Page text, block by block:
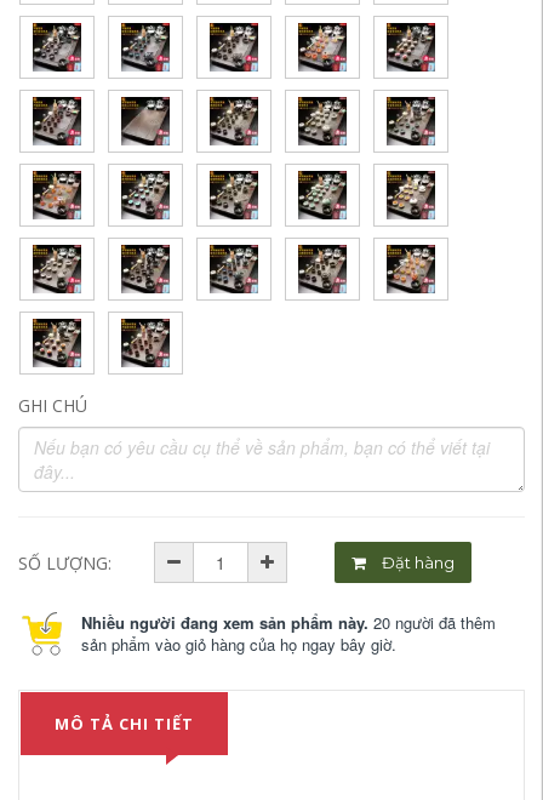
GHI CHÚ
SỐ LƯỢNG: Đặt hàng
Nhiều người đang xem sản phẩm này. 20 người đã thêm
sản phẩm vào giỏ hàng của họ ngay bây giờ.
MÔ TẢ CHI TIẾT